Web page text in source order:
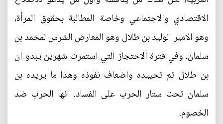
الاقتصادي والاجتماعي وخاصة المطالبة بحقوق المرأة،
وهو الامير الوليد بن طلال وهو المعارض الشرس لمحمد بن
سلمان، وفي فترة الاحتجاز التي استمرت شهرين يبدو ان
بن طلال تم تحييده واضعاف نفوذه وهذا ما يريده بن
سلمان تحت ستار الحرب على الفساد. انها الحرب ضد
الخصوم.